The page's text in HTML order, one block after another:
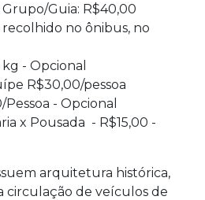
Guia: R$40,00
recolhido no ônibus, no
- Opcional
R$30,00/pessoa
- Opcional
x Pousada - R$15,00 -
arquitetura histórica,
circulação de veículos de